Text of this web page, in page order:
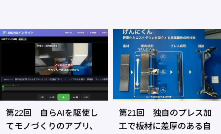
第22回 自らAIを駆使し
てモノづくりのアプリ、
第21回 独自のプレス加
工で板材に差厚のある自